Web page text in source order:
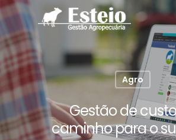
Agro
Gestão de
caminho para o